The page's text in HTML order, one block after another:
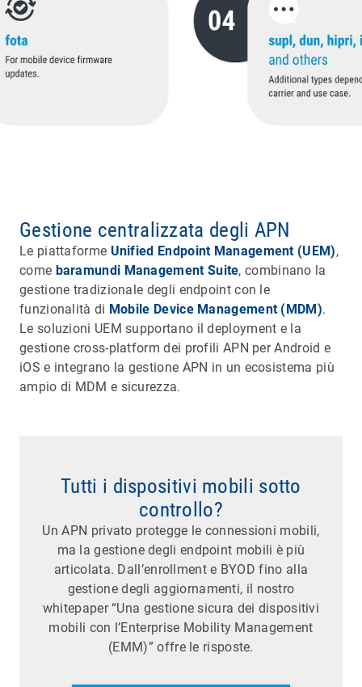
Gestione centralizzata degli APN
Le piattaforme Unified Endpoint Management (UEM),
come baramundi Management Suite, combinano la
gestione tradizionale degli endpoint con le
funzionalità di Mobile Device Management (MDM).
Le soluzioni UEM supportano il deployment e la
gestione cross-platform dei profili APN per Android e
iOS e integrano la gestione APN in un ecosistema più
ampio di MDM e sicurezza.
Tutti i dispositivi mobili sotto
controllo?
Un APN privato protegge le connessioni mobili,
ma la gestione degli endpoint mobili è più
articolata. Dall’enrollment e BYOD fino alla
gestione degli aggiornamenti, il nostro
whitepaper “Una gestione sicura dei dispositivi
mobili con l’Enterprise Mobility Management
(EMM)” offre le risposte.